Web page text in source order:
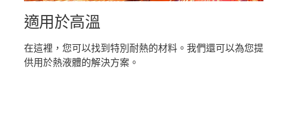
適用於高溫
在這裡，您可以找到特別耐熱的材料。我們還可以為您提
供用於熱液體的解決方案。